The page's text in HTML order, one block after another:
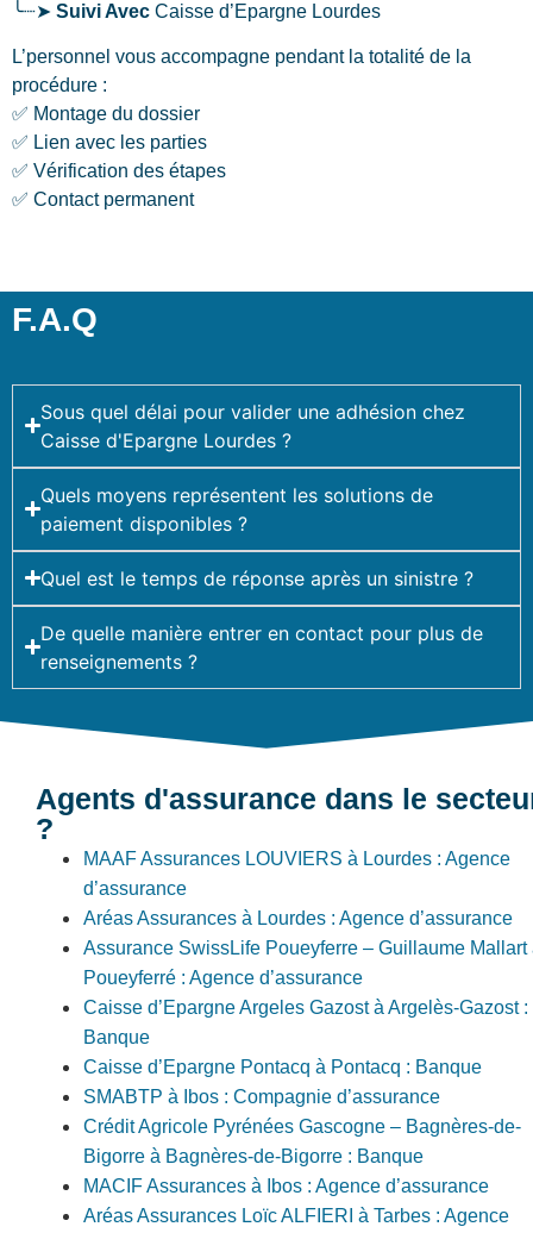
╰┈➤ Suivi Avec Caisse d’Epargne Lourdes
L’personnel vous accompagne pendant la totalité de la
procédure :
✅ Montage du dossier
✅ Lien avec les parties
✅ Vérification des étapes
✅ Contact permanent
F.A.Q
Sous quel délai pour valider une adhésion chez
Caisse d'Epargne Lourdes ?
Quels moyens représentent les solutions de
paiement disponibles ?
Quel est le temps de réponse après un sinistre ?
De quelle manière entrer en contact pour plus de
renseignements ?
Agents d'assurance dans le
?
MAAF Assurances LOUVIERS à Lourdes : Agence
d’assurance
Aréas Assurances à Lourdes : Agence d’assurance
Assurance SwissLife Poueyferre – Guillaume Mallart
Poueyferré : Agence d’assurance
Caisse d’Epargne Argeles Gazost à Argelès-Gazost :
Banque
Caisse d’Epargne Pontacq à Pontacq : Banque
SMABTP à Ibos : Compagnie d’assurance
Crédit Agricole Pyrénées Gascogne – Bagnères-de-
Bigorre à Bagnères-de-Bigorre : Banque
MACIF Assurances à Ibos : Agence d’assurance
Aréas Assurances Loïc ALFIERI à Tarbes : Agence